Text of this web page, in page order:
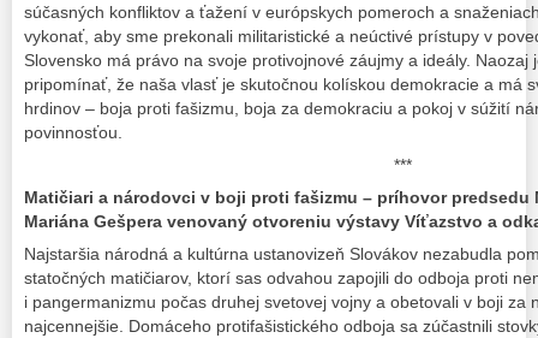
súčasných konfliktov a ťažení v európskych pomeroch a
vykonať, aby sme prekonali militaristické a neúctivé prístupy v
Slovensko má právo na svoje protivojnové záujmy a ideály. Naozaj
pripomínať, že naša vlasť je skutočnou kolískou demokracie a má
hrdinov – boja proti fašizmu, boja za demokraciu a pokoj v súžití
povinnosťou.
***
Matičiari a národovci v boji proti fašizmu – príhovor
Mariána Gešpera venovaný otvoreniu výstavy Víťazstvo a
Najstaršia národná a kultúrna ustanovizeň Slovákov nezabudla
statočných matičiarov, ktorí sas odvahou zapojili do odboja proti
i pangermanizmu počas druhej svetovej vojny a obetovali v boji za
najcennejšie. Domáceho protifašistického odboja sa zúčastnili